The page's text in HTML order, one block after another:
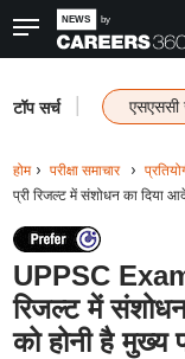
टॉप सर्च एसएससी
होम परीक्षा समाचार
प्री रिजल्ट में संशोधन का दिया
UPPSC Exam:
रिजल्ट में
को होनी है मुख्य